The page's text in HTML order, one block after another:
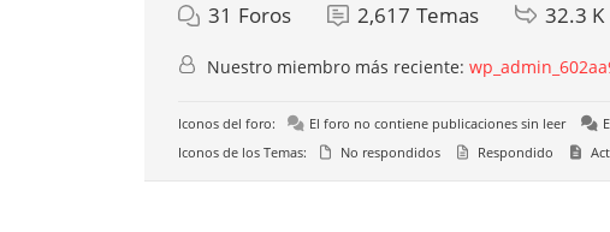
31 Foros 2,617 Temas 32.3 K
Nuestro miembro más reciente:
Iconos del foro: El foro no contiene publicaciones sin leer
Iconos de los Temas:
No respondidos Respondido